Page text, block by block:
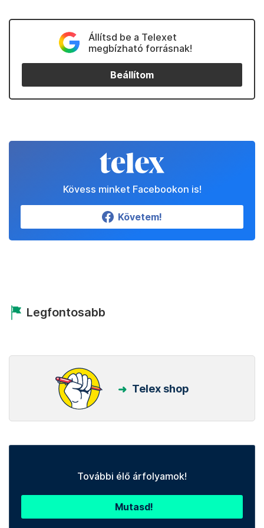
Állítsd be a Telexet
megbízható forrásnak!
Beállítom
Kövess minket Facebookon is!
Követem!
Legfontosabb
Telex shop
További élő árfolyamok!
Mutasd!